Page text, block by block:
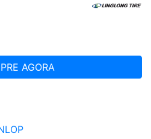
AGORA